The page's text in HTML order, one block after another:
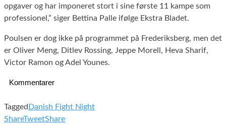
opgaver og har imponeret stort i sine første 11 kampe som
professionel,” siger Bettina Palle ifølge Ekstra Bladet.
Poulsen er dog ikke på programmet på Frederiksberg, men det
er Oliver Meng, Ditlev Rossing, Jeppe Morell, Heva Sharif,
Victor Ramon og Adel Younes.
Kommentarer
Tagged Danish Fight Night
ShareTweetShare